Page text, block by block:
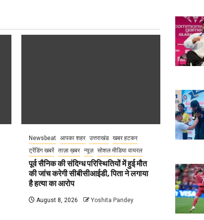
Newsbeat आपका शहर उत्तराखंड खबर हटकर
ट्रेंडिंग खबरें ताज़ा ख़बर न्यूज़ सोशल मीडिया वायरल
पूर्व सैनिक की संदिग्ध परिस्थितियों में हुई मौत
की जांच करेगी सीबीसीआईडी, पिता ने लगाया
है हत्या का आरोप
August 8, 2026 Yoshita Pandey